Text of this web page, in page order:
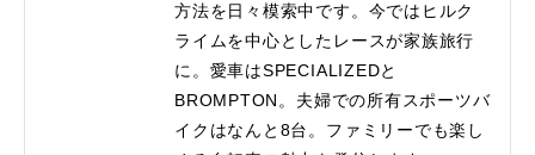
方法を日々模索中です。今ではヒルク
ライムを中心としたレースが家族旅行
に。愛車はSPECIALIZEDと
BROMPTON。夫婦での所有スポーツバ
イクはなんと8台。ファミリーでも楽し